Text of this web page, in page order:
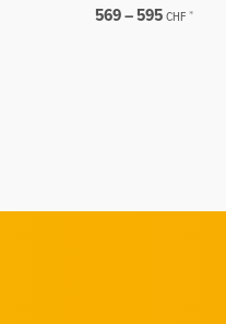
569 –595CHF *